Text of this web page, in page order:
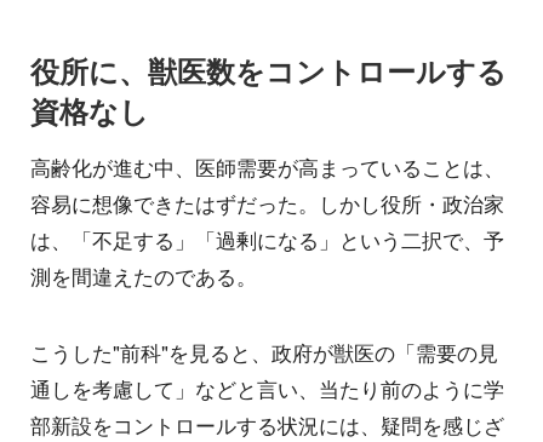
役所に、獣医数をコントロールする
資格なし
高齢化が進む中、医師需要が高まっていることは、
容易に想像できたはずだった。しかし役所・政治家
は、「不足する」「過剰になる」という二択で、予
測を間違えたのである。
こうした"前科"を見ると、政府が獣医の「需要の見
通しを考慮して」などと言い、当たり前のように学
部新設をコントロールする状況には、疑問を感じざ